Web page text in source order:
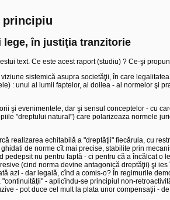
principiu
lege, în justiţia tranzitorie
text. Ce este acest raport (studiu) ? Ce-şi
sistemică asupra societăţii, în care
: unul al lumii faptelor, al doilea - al normelor şi
şi evenimentele, dar şi sensul conceptelor - cu
"dreptului natural") care polarizeaza normele
realizarea echitabilă a "dreptăţii" fiecăruia, cu
de norme cît mai precise, stabilite prin
pedepsit nu pentru faptă - ci pentru că a încălcat o
(cind norma devine antagonică dreptăţii) şi
azi - dar legală, cînd a comis-o? În regimurile
"continuităţii" - aplicîndu-se principiul non-
- pot duce cel mult la plata unor compensaţii -